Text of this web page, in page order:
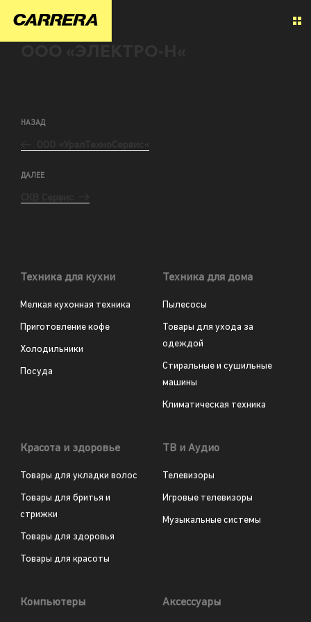
НАЗАД
ДАЛЕЕ
Техника для кухни
Мелкая кухонная техника
Приготовление кофе
Холодильники
Посуда
Техника для дома
Пылесосы
Товары для ухода за
одеждой
Стиральные и сушильные
машины
Климатическая техника
Красота и здоровье
Товары для укладки волос
Товары для бритья и
стрижки
Товары для здоровья
Товары для красоты
ТВ и Аудио
Телевизоры
Игровые телевизоры
Музыкальные системы
Компьютеры Аксессуары